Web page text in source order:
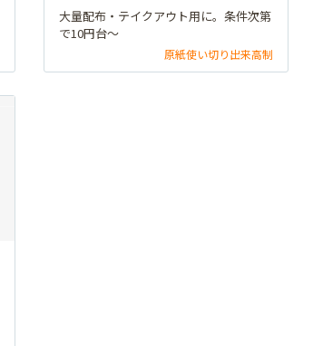
大量配布・テイクアウト用に。条件次第
で10円台～
原紙使い切り出来高制